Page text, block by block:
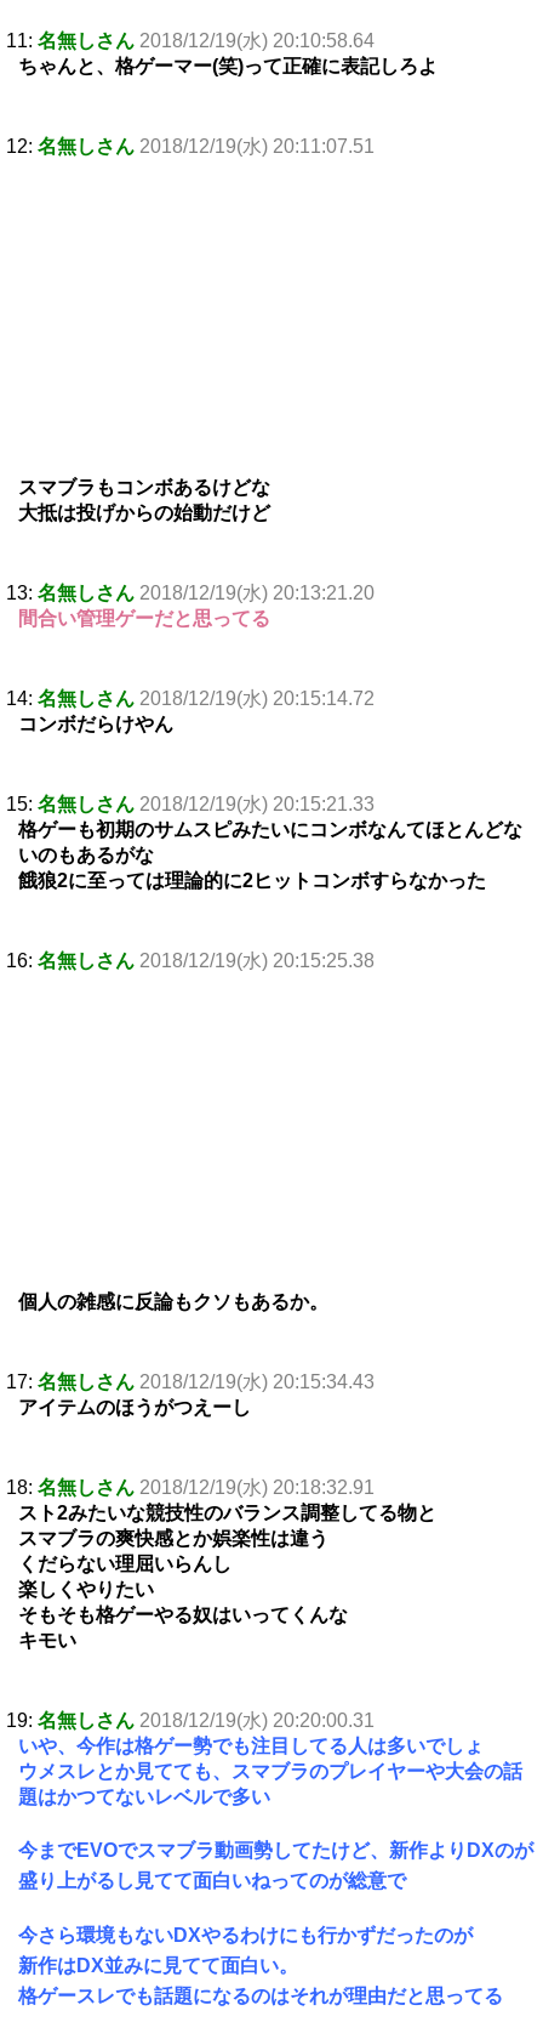
11: 名無しさん 2018/12/19(水) 20:10:58.64
ちゃんと、格ゲーマー(笑)って正確に表記しろよ
12: 名無しさん 2018/12/19(水) 20:11:07.51
スマブラもコンボあるけどな
大抵は投げからの始動だけど
13: 名無しさん 2018/12/19(水) 20:13:21.20
間合い管理ゲーだと思ってる
14: 名無しさん 2018/12/19(水) 20:15:14.72
コンボだらけやん
15: 名無しさん 2018/12/19(水) 20:15:21.33
格ゲーも初期のサムスピみたいにコンボなんてほとんどな
いのもあるがな
餓狼2に至っては理論的に2ヒットコンボすらなかった
16: 名無しさん 2018/12/19(水) 20:15:25.38
個人の雑感に反論もクソもあるか。
17: 名無しさん 2018/12/19(水) 20:15:34.43
アイテムのほうがつえーし
18: 名無しさん 2018/12/19(水) 20:18:32.91
スト2みたいな競技性のバランス調整してる物と
スマブラの爽快感とか娯楽性は違う
くだらない理屈いらんし
楽しくやりたい
そもそも格ゲーやる奴はいってくんな
キモい
19: 名無しさん 2018/12/19(水) 20:20:00.31
いや、今作は格ゲー勢でも注目してる人は多いでしょ
ウメスレとか見てても、スマブラのプレイヤーや大会の話
題はかつてないレベルで多い
今までEVOでスマブラ動画勢してたけど、新作よりDXのが
盛り上がるし見てて面白いねってのが総意で
今さら環境もないDXやるわけにも行かずだったのが
新作はDX並みに見てて面白い。
格ゲースレでも話題になるのはそれが理由だと思ってる